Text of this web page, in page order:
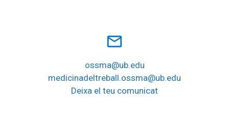
mail_outline
ossma@ub.edu
medicinadeltreball.ossma@ub.edu
Deixa el teu comunicat